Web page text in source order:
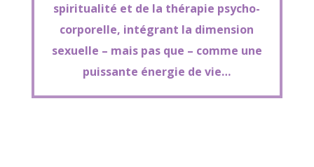
spiritualité et de la thérapie psycho-
corporelle, intégrant la dimension
sexuelle – mais pas que – comme une
puissante énergie de vie…